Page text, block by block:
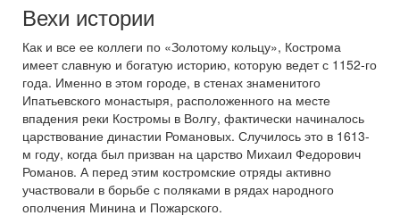
Вехи истории
Как и все ее коллеги по «Золотому кольцу», Кострома
имеет славную и богатую историю, которую ведет с 1152-го
года. Именно в этом городе, в стенах знаменитого
Ипатьевского монастыря, расположенного на месте
впадения реки Костромы в Волгу, фактически начиналось
царствование династии Романовых. Случилось это в 1613-
м году, когда был призван на царство Михаил Федорович
Романов. А перед этим костромские отряды активно
участвовали в борьбе с поляками в рядах народного
ополчения Минина и Пожарского.